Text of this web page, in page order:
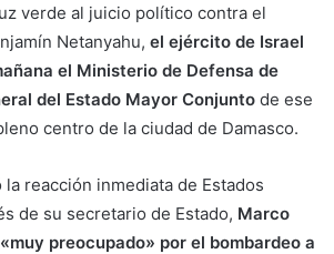
verde al juicio político contra el
Netanyahu, el ejército de Israel
el Ministerio de Defensa de
del Estado Mayor Conjunto de ese
centro de la ciudad de Damasco.
reacción inmediata de Estados
de su secretario de Estado, Marco
preocupado» por el bombardeo a